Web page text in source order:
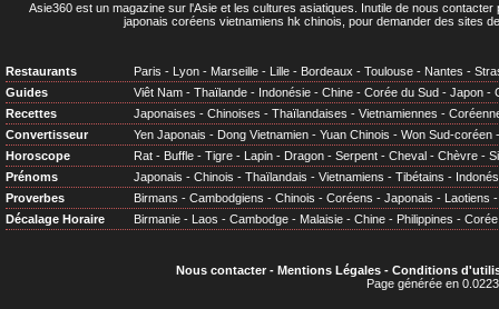
Asie360 est un magazine sur l'Asie et les cultures asiatiques . Inutile de nous
japonais coréens vietnamiens hk chinois, pour demander des sites
Restaurants Paris - Lyon - Marseille - Lille - Bordeaux - Toulouse - Nantes -
Guides
Viêt Nam - Thaïlande - Indonésie - Chine - Corée du Sud - Japon -
Recettes
Japonaises - Chinoises - Thaïlandaises - Vietnamiennes -
Convertisseur
Yen Japonais - Dong Vietnamien - Yuan Chinois - Won Sud-coréen
Horoscope
Rat - Buffle - Tigre - Lapin - Dragon - Serpent - Cheval - Chèvre -
Prénoms
Japonais - Chinois - Thaïlandais - Vietnamiens - Tibétains -
Proverbes
Birmans - Cambodgiens - Chinois - Coréens - Japonais - Laotiens
Décalage Horaire
Birmanie - Laos - Cambodge - Malaisie - Chine - Philippines - Corée
Nous contacter- Mentions Légales- Conditions
Page générée en